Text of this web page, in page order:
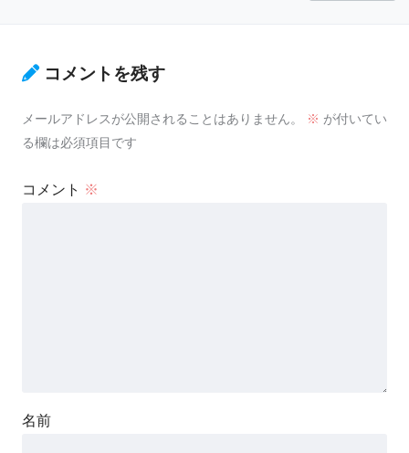
コメントを残す
メールアドレスが公開されることはありません。 ※ が付いてい
る欄は必須項目です
コメント ※
名前